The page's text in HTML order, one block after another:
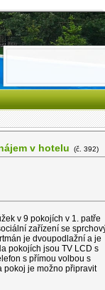
v hotelu (č. 392)
v 9 pokojích v 1. patře
zařízení se
je dvoupodlažní a je
pokojích jsou TV LCD s
s přímou volbou s
pokoj je možno připravit